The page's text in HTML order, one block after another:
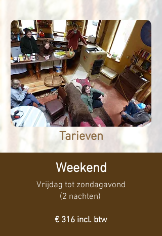
Tarieven
Weekend
Vrijdag tot zondagavond
(2 nachten)
€ 316 incl. btw